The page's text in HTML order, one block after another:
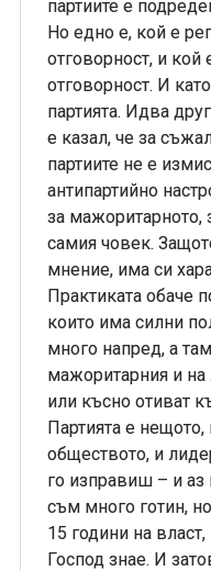
партиите е
Но едно е, кой е
отговорност, и
отговорност. И
партията. Идва
е казал, че за
партиите не е
антипартийно
за мажоритарното,
самия човек.
мнение, има си
Практиката обаче
които има силни
много напред, а
мажоритарния и на
или късно отиват
Партията е
обществото, и
го изправиш – и аз
съм много готин,
15 години на
Господ знае. И